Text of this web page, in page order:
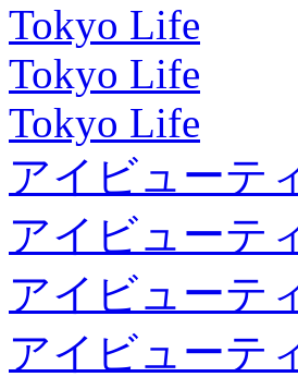
Tokyo Life
Tokyo Life
Tokyo Life
アイビューテ
アイビューテ
アイビューテ
アイビューテ